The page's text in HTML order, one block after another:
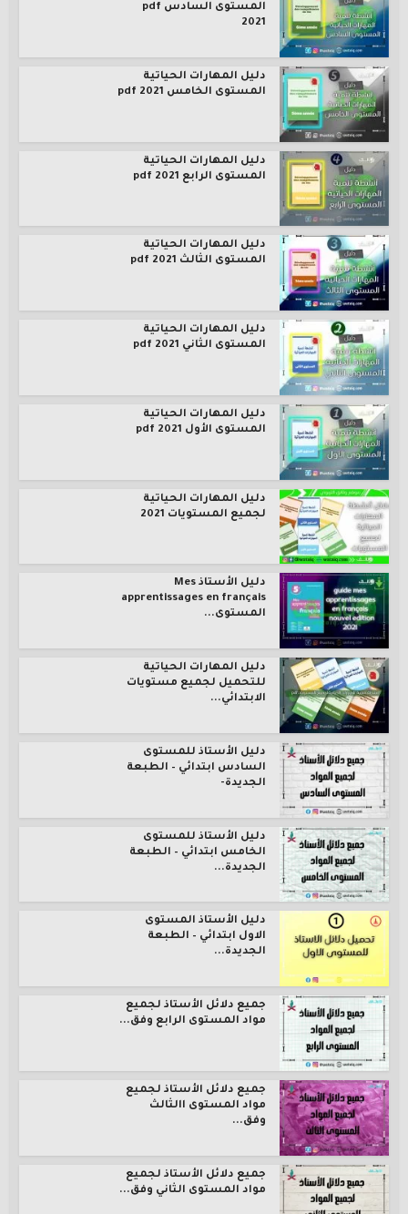
المستوى السادس pdf
2021
دليل المهارات الحياتية
المستوى الخامس pdf 2021
دليل المهارات الحياتية
المستوى الرابع pdf 2021
دليل المهارات الحياتية
المستوى الثالث pdf 2021
دليل المهارات الحياتية
المستوى الثاني pdf 2021
دليل المهارات الحياتية
المستوى الأول pdf 2021
دليل المهارات الحياتية
لجميع المستويات 2021
دليل الأستاذ Mes
apprentissages en français
المستوى...
دليل المهارات الحياتية
للتحميل لجميع مستويات
الابتدائي...
دليل الأستاذ للمستوى
السادس ابتدائي – الطبعة
الجديدة-
دليل الأستاذ للمستوى
الخامس ابتدائي – الطبعة
الجديدة...
دليل الأستاذ المستوى
الاول ابتدائي – الطبعة
الجديدة...
جميع دلائل الأستاذ لجميع
مواد المستوى الرابع وفق...
جميع دلائل الأستاذ لجميع
مواد المستوى االثالث
وفق...
جميع دلائل الأستاذ لجميع
مواد المستوى الثاني وفق...